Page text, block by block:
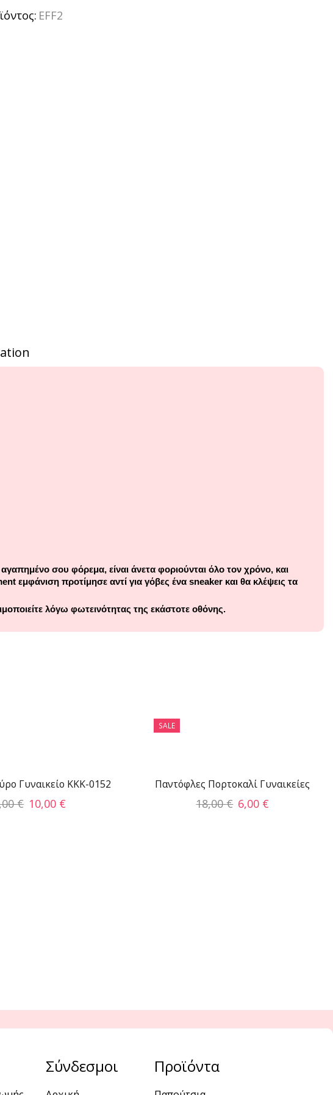
EFF2
σου φόρεμα, είναι άνετα φοριούνται όλο τον χρόνο, και
εμφάνιση προτίμησε αντί για γόβες ένα sneaker και θα κλέψεις τα
λόγω φωτεινότητας της εκάστοτε οθόνης.
Γυναικείο KKK-0152
€ 10,00 €
SALE
Παντόφλες Πορτοκαλί Γυναικείες
18,00€ 6,00 €
Σύνδεσμοι Προϊόντα